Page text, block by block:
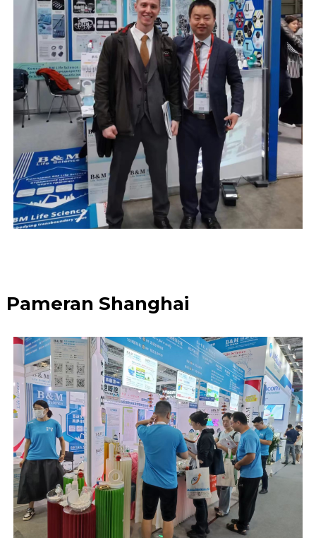
Pameran Shanghai